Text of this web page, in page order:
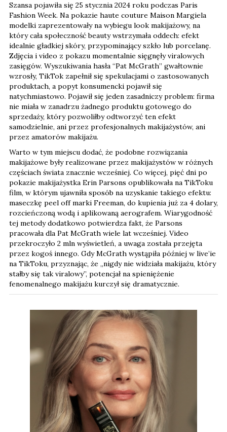
Szansa pojawiła się 25 stycznia 2024 roku podczas Paris
Fashion Week. Na pokazie haute couture Maison Margiela
modelki zaprezentowały na wybiegu look makijażowy, na
który cała społeczność beauty wstrzymała oddech: efekt
idealnie gładkiej skóry, przypominający szkło lub porcelanę.
Zdjęcia i video z pokazu momentalnie sięgnęły viralowych
zasięgów. Wyszukiwania hasła “Pat McGrath” gwałtownie
wzrosły, TikTok zapełnił się spekulacjami o zastosowanych
produktach, a popyt konsumencki pojawił się
natychmiastowo. Pojawił się jeden zasadniczy problem: firma
nie miała w zanadrzu żadnego produktu gotowego do
sprzedaży, który pozwoliłby odtworzyć ten efekt
samodzielnie, ani przez profesjonalnych makijażystów, ani
przez amatorów makijażu.
Warto w tym miejscu dodać, że podobne rozwiązania
makijażowe były realizowane przez makijażystów w różnych
częściach świata znacznie wcześniej. Co więcej, pięć dni po
pokazie makijażystka Erin Parsons opublikowała na TikToku
film, w którym ujawniła sposób na uzyskanie takiego efektu:
maseczkę peel off marki Freeman, do kupienia już za 4 dolary,
rozcieńczoną wodą i aplikowaną aerografem. Wiarygodność
tej metody dodatkowo potwierdza fakt, że Parsons
pracowała dla Pat McGrath wiele lat wcześniej. Video
przekroczyło 2 mln wyświetleń, a uwaga została przejęta
przez kogoś innego. Gdy McGrath wystąpiła później w live’ie
na TikToku, przyznając, że „nigdy nie widziała makijażu, który
stałby się tak viralowy”, potencjał na spieniężenie
fenomenalnego makijażu kurczył się dramatycznie.